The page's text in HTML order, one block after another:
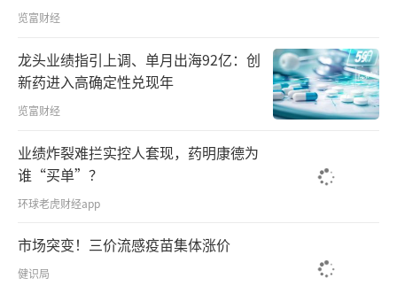
览富财经
龙头业绩指引上调、单月出海92亿：创
新药进入高确定性兑现年
览富财经
业绩炸裂难拦实控人套现，药明康德为
谁“买单”？
环球老虎财经app
市场突变！三价流感疫苗集体涨价
健识局